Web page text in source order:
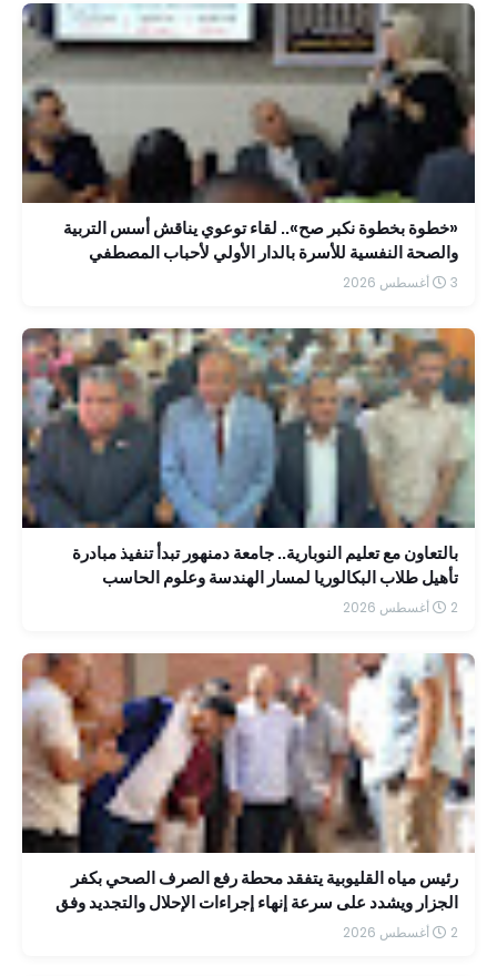
«خطوة بخطوة نكبر صح».. لقاء توعوي يناقش أسس التربية
والصحة النفسية للأسرة بالدار الأولي لأحباب المصطفي
3 أغسطس 2026
بالتعاون مع تعليم النوبارية.. جامعة دمنهور تبدأ تنفيذ مبادرة
تأهيل طلاب البكالوريا لمسار الهندسة وعلوم الحاسب
2 أغسطس 2026
رئيس مياه القليوبية يتفقد محطة رفع الصرف الصحي بكفر
الجزار ويشدد على سرعة إنهاء إجراءات الإحلال والتجديد وفق
جدول زمني محدد
2 أغسطس 2026